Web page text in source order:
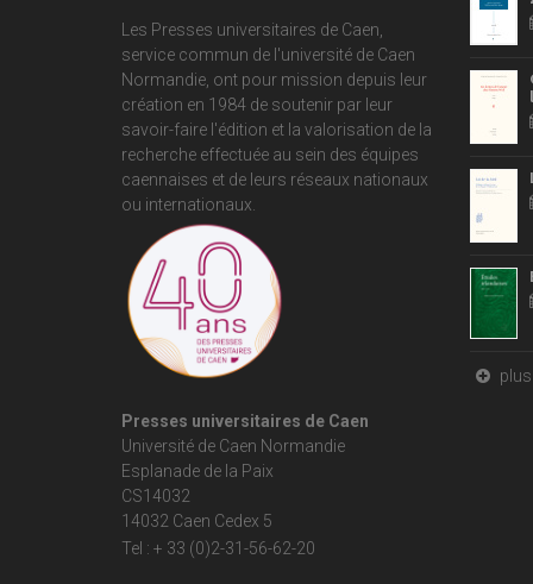
Les Presses universitaires de Caen,
service commun de l'université de Caen
Normandie , ont pour mission depuis leur
création en 1984 de soutenir par leur
savoir-faire l'édition et la valorisation de la
recherche effectuée au sein des équipes
caennaises et de leurs réseaux nationaux
ou internationaux.
Presses universitaires de Caen
Université de Caen Normandie
Esplanade de la Paix
CS14032
14032 Caen Cedex 5
Tel : + 33 (0)2-31-56-62-20